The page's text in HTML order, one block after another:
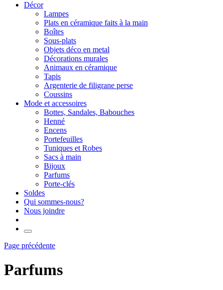
Décor
Lampes
Plats en céramique faits à la main
Boîtes
Sous-plats
Objets déco en metal
Décorations murales
Animaux en céramique
Tapis
Argenterie de filigrane perse
Coussins
Mode et accessoires
Bottes, Sandales, Babouches
Henné
Encens
Portefeuilles
Tuniques et Robes
Sacs à main
Bijoux
Parfums
Porte-clés
Soldes
Qui sommes-nous?
Nous joindre
Page précédente
Parfums